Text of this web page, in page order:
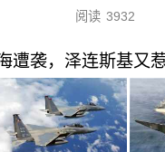
阅读 3932
遭袭，泽连斯基又